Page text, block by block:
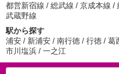
都営新宿線 / 総武線 / 京成本線 /
武蔵野線
駅から探す
浦安 / 新浦安 / 南行徳 / 行徳 / 葛
市川塩浜 / 一之江